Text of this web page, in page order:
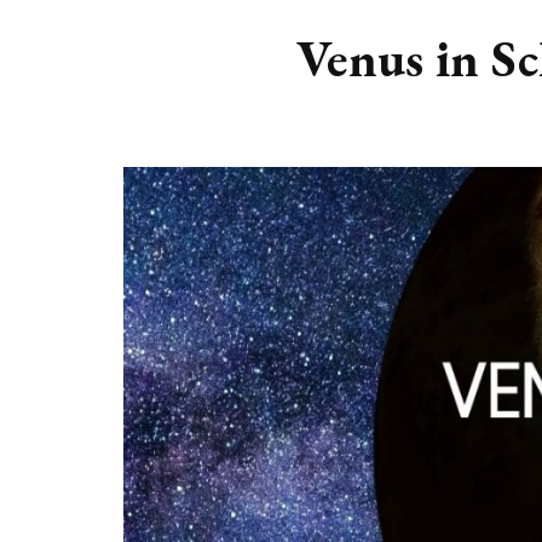
ASTROLOGIE KALENDER
Venus in